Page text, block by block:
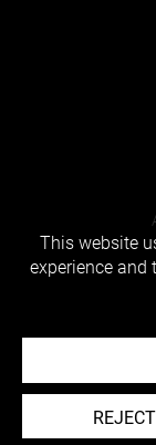
This website
experience and